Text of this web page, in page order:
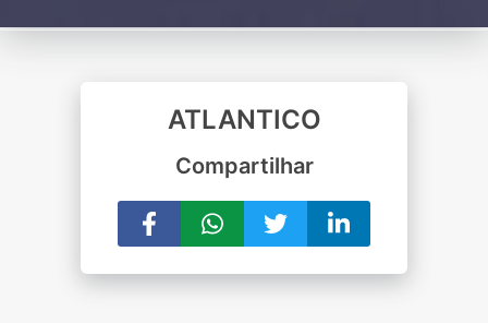
ATLANTICO
Compartilhar